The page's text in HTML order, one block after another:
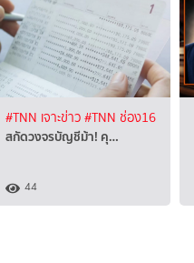
#TNN เจาะข่าว#TNN ช่อง16
สกัดวงจรบัญชีม้า! คุ…
44